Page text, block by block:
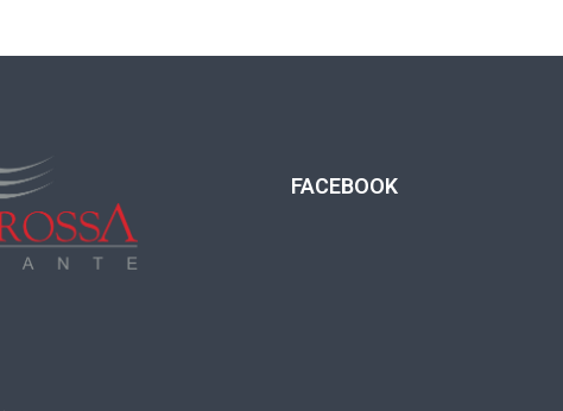
FACEBOOK